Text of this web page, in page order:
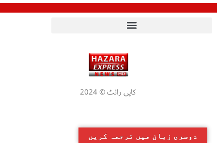
کاپی رائٹ © 2024
دوسری زبان میں ترجمہ کریں